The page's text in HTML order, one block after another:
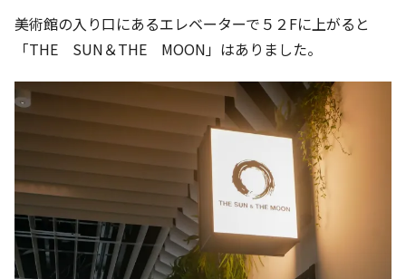
美術館の入り口にあるエレベーターで５２Fに上がると
「THE SUN＆THE MOON」はありました。